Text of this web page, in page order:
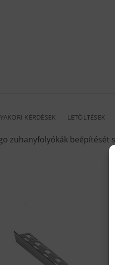
KÉRDÉSEK LETÖLTÉSEK
zuhanyfolyókák